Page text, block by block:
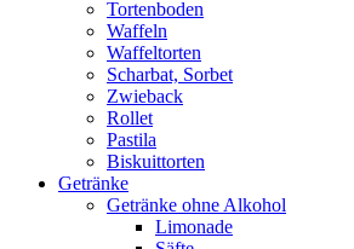
Tortenboden
Waffeln
Waffeltorten
Scharbat, Sorbet
Zwieback
Rollet
Pastila
Biskuittorten
Getränke
Getränke ohne Alkohol
Limonade